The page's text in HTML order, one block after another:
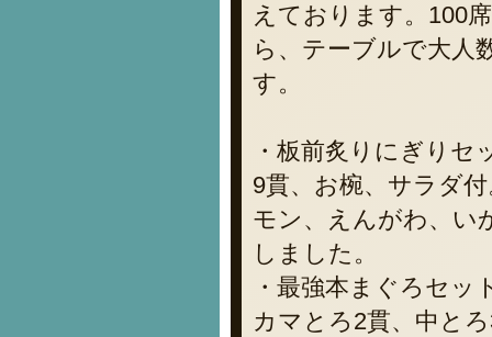
えております。100
ら、テーブルで大人
す。
・板前炙りにぎり
9貫、お椀、サラダ
モン、えんがわ、い
しました。
・最強本まぐろセ
カマとろ2貫、中と